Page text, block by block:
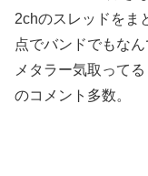
2chのスレッドをま
点でバンドでもな
メタラー気取って
のコメント多数。